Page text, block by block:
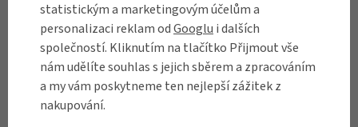
DO KOŠÍKU DO KOŠÍKU
RECENZE
Názory našich zákazníků
statistickým a marketingovým účelům a
personalizaci reklam odGooglu i dalších
společností. Kliknutím na tlačítko Přijmout vše
nám udělíte souhlas s jejich sběrem a zpracováním
a my vám poskytneme ten nejlepší zážitek z
nakupování.